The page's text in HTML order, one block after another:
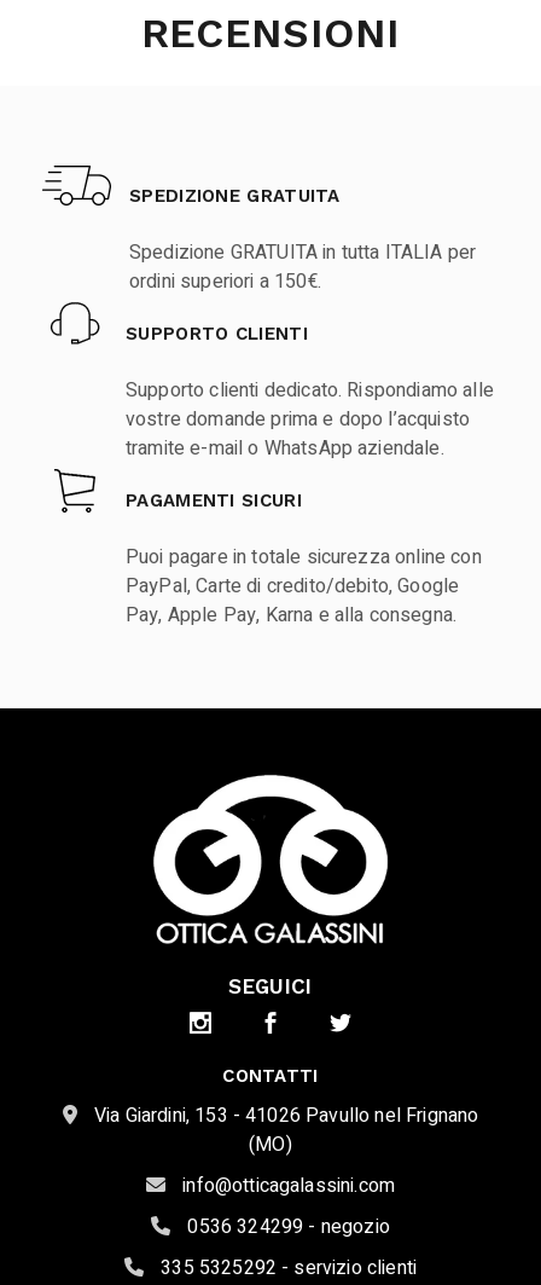
RECENSIONI
SPEDIZIONE GRATUITA
Spedizione GRATUITA in tutta ITALIA per
ordini superiori a 150€.
SUPPORTO CLIENTI
Supporto clienti dedicato. Rispondiamo alle
vostre domande prima e dopo l’acquisto
tramite e-mail o WhatsApp aziendale.
PAGAMENTI SICURI
Puoi pagare in totale sicurezza online con
PayPal, Carte di credito/debito, Google
Pay, Apple Pay, Karna e alla consegna.
SEGUICI
CONTATTI
Via Giardini, 153 - 41026 Pavullo nel Frignano
(MO)
info@otticagalassini.com
0536 324299 - negozio
335 5325292 - servizio clienti